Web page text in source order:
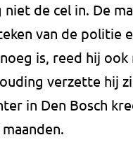
de cel in. De
van de politie
is, reed hij
verzette hij
in Den Bosch